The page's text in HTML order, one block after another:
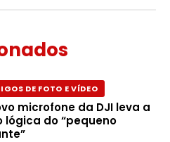
DE FOTO E VÍDEO
microfone da DJI leva a
lógica do “pequeno